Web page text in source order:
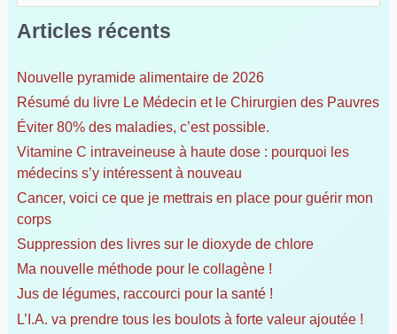
h
r
c
h
e
r
Articles récents
Nouvelle pyramide alimentaire de 2026
Résumé du livre Le Médecin et le Chirurgien des Pauvres
Éviter 80% des maladies, c’est possible.
Vitamine C intraveineuse à haute dose : pourquoi les
médecins s’y intéressent à nouveau
Cancer, voici ce que je mettrais en place pour guérir mon
corps
Suppression des livres sur le dioxyde de chlore
Ma nouvelle méthode pour le collagène !
Jus de légumes, raccourci pour la santé !
L’I.A. va prendre tous les boulots à forte valeur ajoutée !